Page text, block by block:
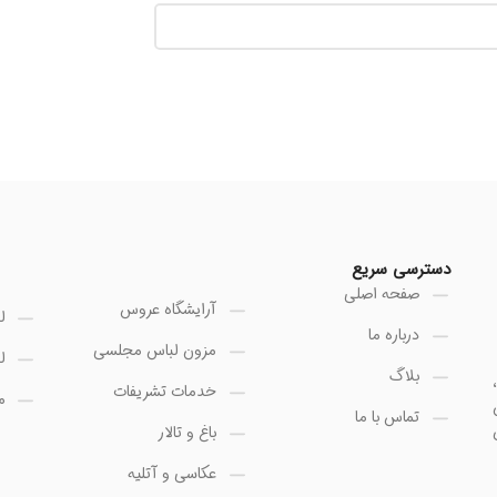
دسترسی سریع
صفحه اصلی
درباره ما
بلاگ
تماس با ما
آرایشگاه عروس
مزون لباس مجلسی
خدمات تشریفات
باغ و تالار
عکاسی و آتلیه